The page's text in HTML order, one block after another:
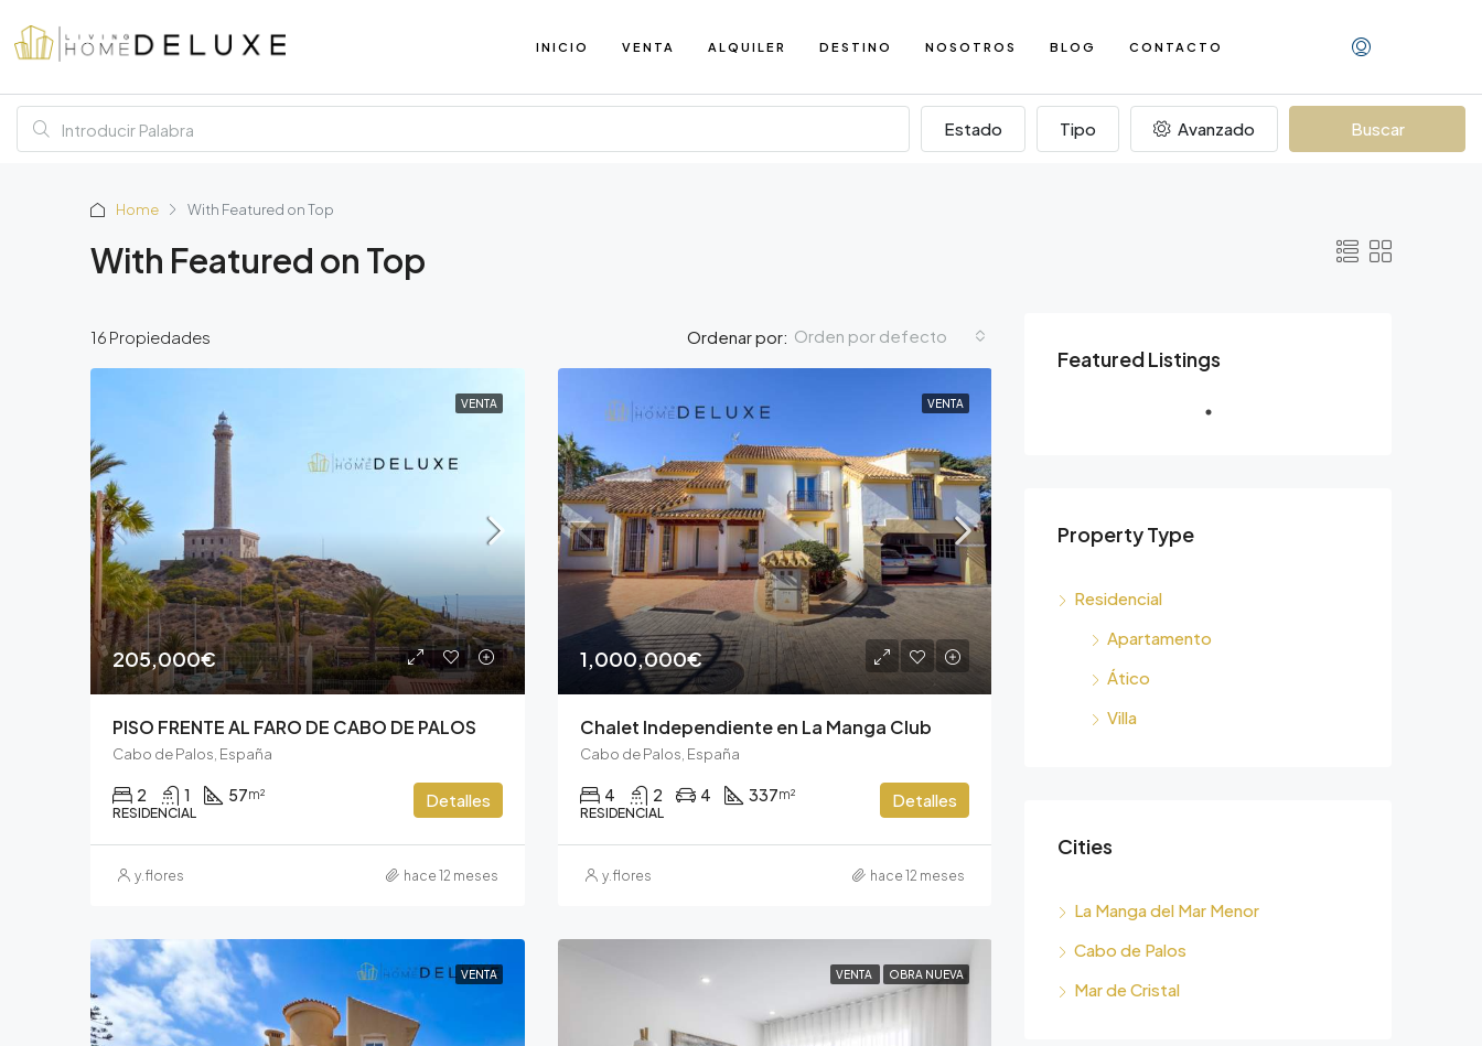
INICIO VENTA ALQUILER DESTINO NOSOTROS BLOG CONTACTO
Estado Tipo Avanzado Buscar
Home With Featured on Top
With Featured on Top
16 Propiedades Ordenar por: Orden por defecto
VENTA
205,000€
PISO FRENTE AL FARO DE CABO DE PALOS
Cabo de Palos, España
2 1 57m²
RESIDENCIAL
Detalles
y.flores hace 12 meses
VENTA
1,000,000€
Chalet Independiente en La Manga Club
Cabo de Palos, España
4 2 4 337m²
RESIDENCIAL
Detalles
y.flores hace 12 meses
VENTA VENTA OBRA NUEVA
Featured Listings
Property Type
Residencial
Apartamento
Ático
Villa
Cities
La Manga del Mar Menor
Cabo de Palos
Mar de Cristal